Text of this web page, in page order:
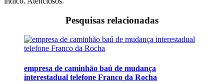
Pesquisas relacionadas
empresa de caminhão baú de mudança
interestadual telefone Franco da Rocha